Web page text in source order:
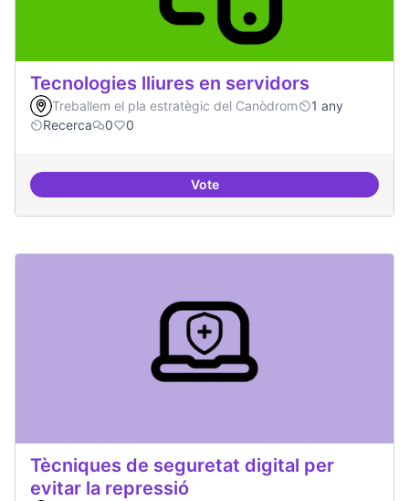
Tecnologies lliures en servidors
Treballem el pla estratègic del Canòdrom
1 any
Recerca
0 0
VoteTecnologies lliures en servidors
Tècniques de seguretat digital per
evitar la repressió